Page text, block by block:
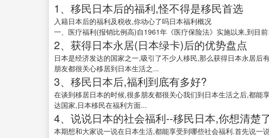
1、移民日本后的福利,怪不得是移民首选
入籍日本后的福利及税收,你动心了吗日本福利概况
一、医疗福利(报销比例高)自1961年《医疗保险法》实施以来,到目
2、获得日本永居(日本绿卡)后的优势盘点
日本是经济发达的国家之一,吸引了不少人移民,那么获得日本永居后
朋友都很关心移居到日本生活之...
3、移民日本后,福利到底有多好?
在谈到移居日本的时候,很多朋友都很关心我们到日本生活之后,都能
达国家,日本移民在福利方面...
4、说说日本的社会福利--移民日本,你想清楚
本期想和大家说一说在日本生活,都能享受到哪些社会福利.首先说一